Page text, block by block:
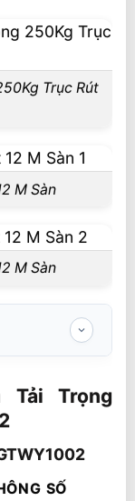
Trục Rút
M Sàn
M Sàn
Model
trục rút
Tải Trọng
SỐ